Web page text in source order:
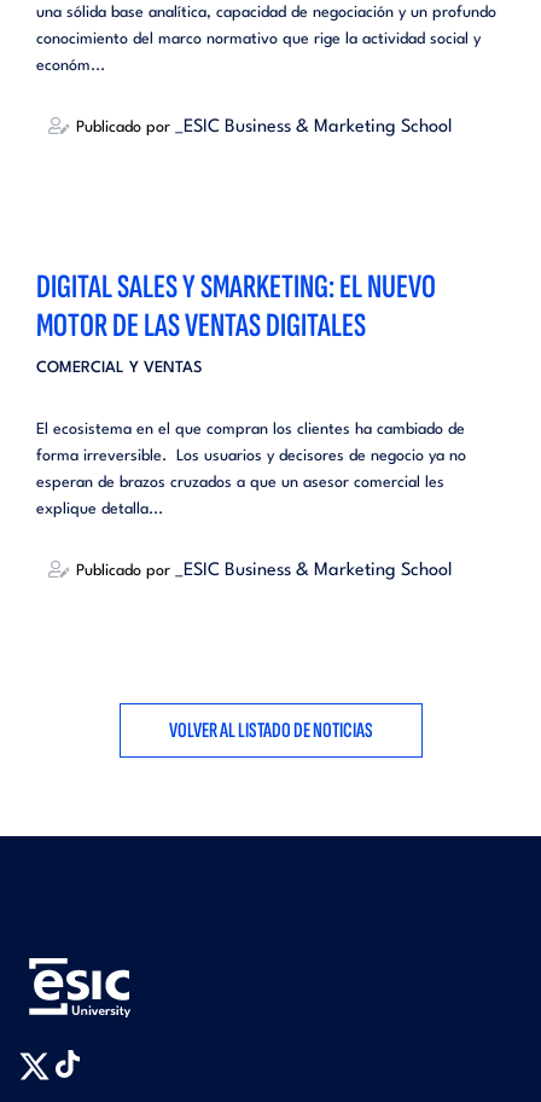
una sólida base analítica, capacidad de negociación y un profundo
conocimiento del marco normativo que rige la actividad social y
económ...
Publicado por _ESIC Business & Marketing School
DIGITAL SALES Y SMARKETING: EL NUEVO
MOTOR DE LAS VENTAS DIGITALES
COMERCIAL Y VENTAS
El ecosistema en el que compran los clientes ha cambiado de
forma irreversible. Los usuarios y decisores de negocio ya no
esperan de brazos cruzados a que un asesor comercial les
explique detalla...
Publicado por _ESIC Business & Marketing School
VOLVER AL LISTADO DE NOTICIAS